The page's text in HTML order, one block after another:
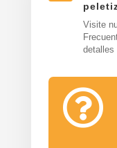
Visite
detalles
